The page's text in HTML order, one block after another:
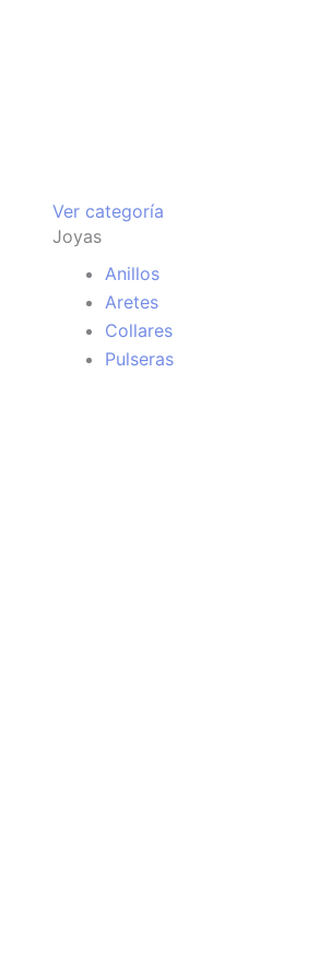
Ver categoría
Joyas
Anillos
Aretes
Collares
Pulseras